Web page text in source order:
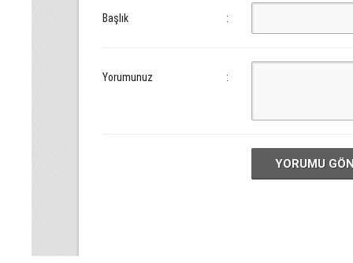
Başlık :
Yorumunuz :
YORUMU